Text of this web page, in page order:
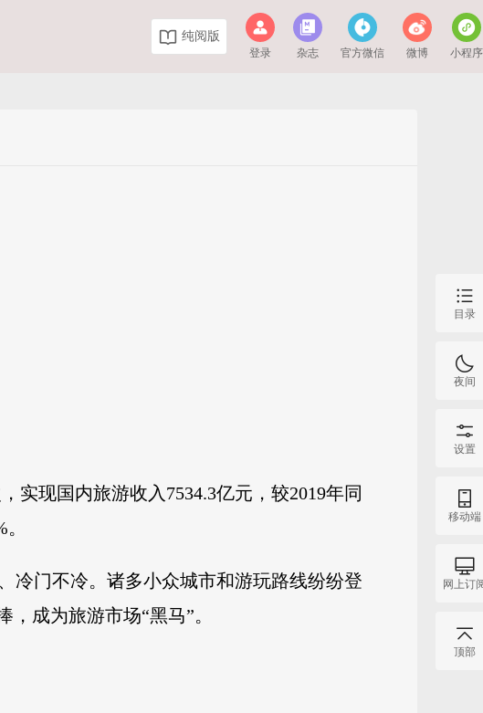
纯阅版
登录 杂志 官方微信 微博 小程序
实现国内旅游收入7534.3亿元，较2019年同
冷门不冷。诸多小众城市和游玩路线纷纷登
成为旅游市场“黑马”。
目录
夜间
设置
移动端
网上订
顶部